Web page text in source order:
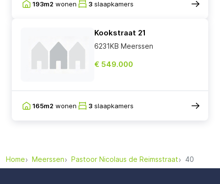
193m2 wonen 3 slaapkamers
Kookstraat 21
6231KB Meerssen
€ 549.000
165m2 wonen 3 slaapkamers
Home Meerssen Pastoor Nicolaus de Reimsstraat 40